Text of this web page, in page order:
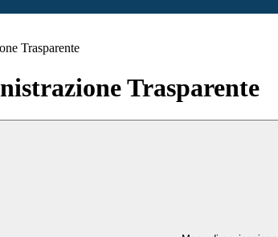
Trasparente
Trasparente